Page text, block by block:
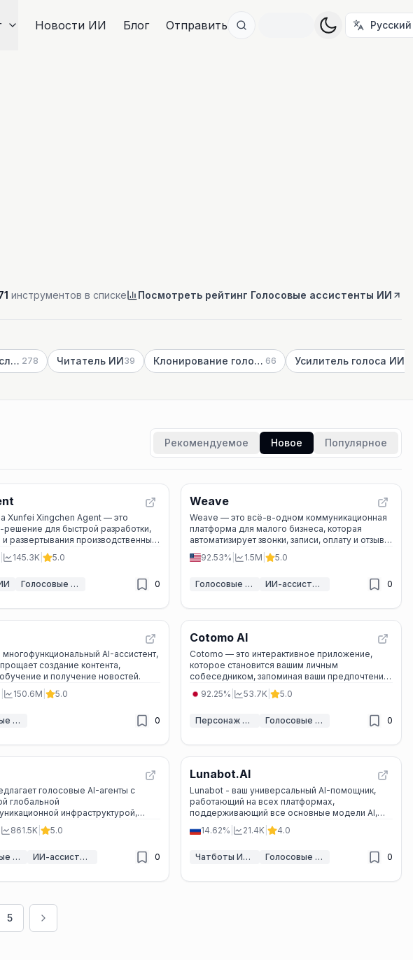
Новости ИИ Блог Отправить Русский
инструментов в списке Посмотреть рейтинг Голосовые ассистенты ИИ
ИИ-ассистент обслуживания клиентов 278 Читатель ИИ39 Клонирование голоса ИИ 66 Усилитель голоса ИИ
Рекомендуемое Новое Популярное
Xunfei Xingchen Agent — это
для быстрой разработки,
и развертывания производственных
с поддержкой голоса, RPA и сотен
145.3K 5.0
Голосовые ассистенты ИИ 0
Weave
Weave — это всё-в-одном коммуникационная
платформа для малого бизнеса, которая
автоматизирует звонки, записи, оплату и отзывы
с помощью ИИ.
92.53% 1.5M 5.0
Голосовые ассистенты ИИ ИИ-ассистент обслуживания клиентов 0
многофункциональный AI-ассистент,
создание контента,
и получение новостей.
150.6M 5.0
Голосовые ассистенты ИИ 0
Cotomo AI
Cotomo — это интерактивное приложение,
которое становится вашим личным
собеседником, запоминая ваши предпочтения
и поддерживая беседы, чтобы сделать
общение еще более приятным.
92.25% 53.7K 5.0
Персонаж ИИ Голосовые ассистенты ИИ 0
голосовые AI-агенты с
глобальной
инфраструктурой,
непревзойденное качество
ответы.
861.5K 5.0
Голосовые ассистенты ИИ ИИ-ассистент обслуживания клиентов 0
Lunabot.AI
Lunabot - ваш универсальный AI-помощник,
работающий на всех платформах,
поддерживающий все основные модели AI,
обеспечивающий безопасность данных и
предоставляющий удобные функции для
14.62% 21.4K 4.0
Чатботы ИИ & LLM Голосовые ассистенты ИИ 0
5